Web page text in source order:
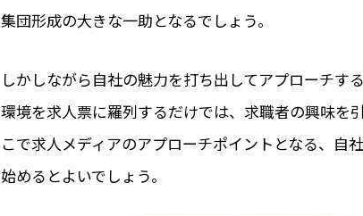
集団形成の大きな一助となるでしょう。
しかしながら自社の魅力を打ち出してアプローチす
環境を求人票に羅列するだけでは、求職者の興味を
こで求人メディアのアプローチポイントとなる、自
始めるとよいでしょう。